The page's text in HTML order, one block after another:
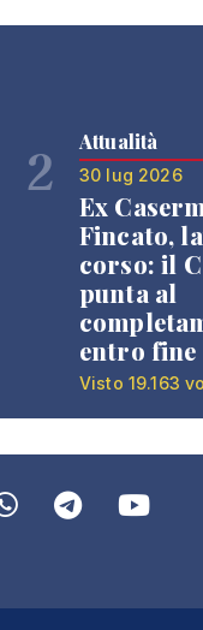
2 Attualità
30 lug 2026
Ex
Fincato,
corso: il
punta al
entro fine
Visto 19.163